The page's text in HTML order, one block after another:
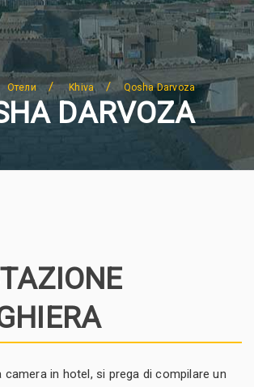
BLOG CERCA
Отели / Khiva / Qosha Darvoza
DARVOZA
camera in hotel, si prega di compilare un